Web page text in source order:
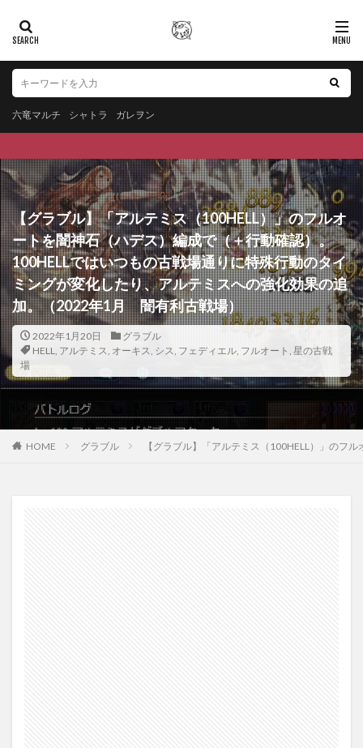
六竜マルチ シャトラ ガレヲン
【グラブル】「アルテミス（100HELL）」のフルオ
ートを闇神石（ハデス）編成で（＋行動確認）。
100HELLではいつもの古戦場通りに特殊行動のタイ
ミングが変化したり、アルテミスへの強化効果の追
加。（2022年1月 闇有利古戦場）
2022年1月20日
グラブル
HELL, アルテミス, オーキス, シス, フェディエル, フルオート , 星の古戦
場
HOME グラブル 【グラブル】「アルテミス（100HELL）」のフ